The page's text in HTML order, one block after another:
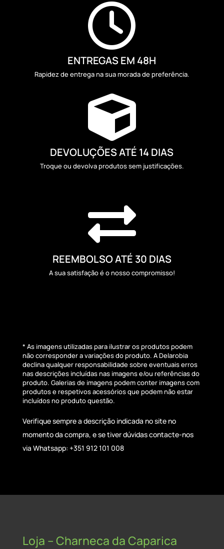

ENTREGAS EM 48H
Rapidez de entrega na sua morada de preferência.

DEVOLUÇÕES ATÉ 14 DIAS
Troque ou devolva produtos sem justificações.

REEMBOLSO ATÉ 30 DIAS
A sua satisfação é o nosso compromisso!
* As imagens utilizadas para ilustrar os produtos podem
não corresponder a variações do produto. A Delarobia
declina qualquer responsabilidade sobre eventuais erros
nas descrições incluídas nas imagens e/ou referências do
produto. Galerias de imagens podem conter imagens com
produtos e respetivos acessórios que podem não estar
incluídos no produto questão.
Verifique sempre a descrição indicada no site no
momento da compra, e se tiver dúvidas contacte-nos
via Whatsapp: +351 912 101 008
Loja – Charneca da Caparica